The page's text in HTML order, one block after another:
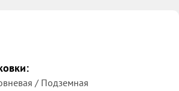
/ Подземная